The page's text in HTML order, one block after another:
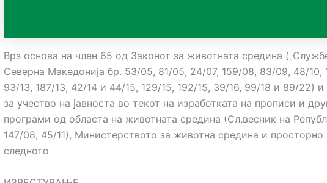
Врз основа на член 65 од Законот за животната средина
Северна Македонија бр. 53/05, 81/05, 24/07, 159/08, 83/09, 48/10,
93/13, 187/13, 42/14 и 44/15, 129/15, 192/15, 39/16, 99/18 и 89/22)
за учество на јавноста во текот на изработката на прописи и
програми од областа на животната средина (Сл.весник на
147/08, 45/11), Министерството за животна средина и
следното